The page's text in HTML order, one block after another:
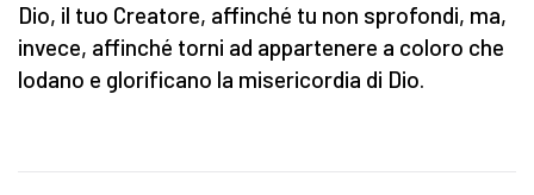
Dio, il tuo Creatore, affinché tu non sprofondi, ma,
invece, affinché torni ad appartenere a co­loro che
lodano e glorificano la misericordia di Dio.